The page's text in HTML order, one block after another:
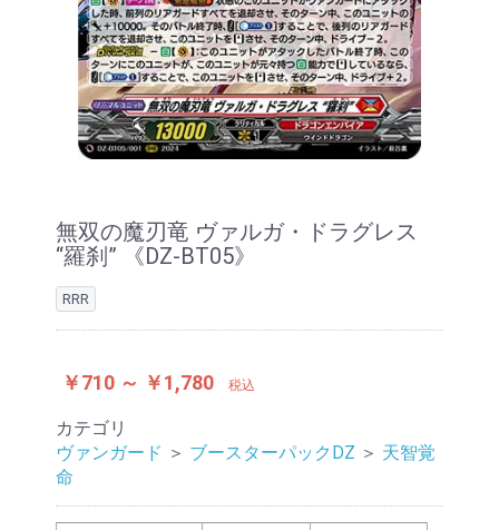
無双の魔刃竜 ヴァルガ・ドラグレス
“羅刹” 《DZ-BT05》
RRR
￥710 ～ ￥1,780 税込
カテゴリ
ヴァンガード ＞ ブースターパックDZ ＞ 天智覚
命